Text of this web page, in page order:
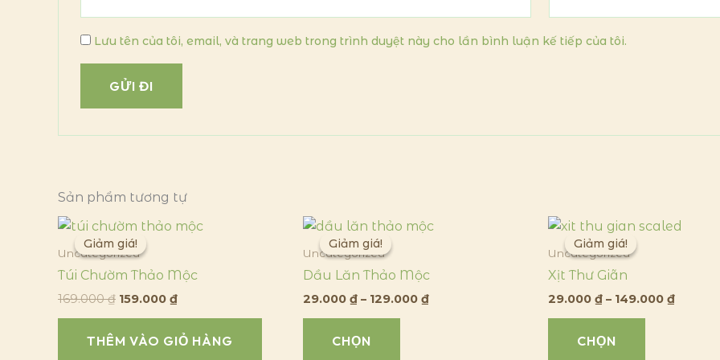
Lưu tên của tôi, email, và trang web trong trình duyệt này cho lần bình luận kế tiếp của tôi.
Sản phẩm tương tự
Giảm giá!
Giảm giá!
Uncategorized
Túi Chườm Thảo Mộc
169.000₫
Giá
gốc
là:
169.000 ₫.
159.000 ₫
Giá
hiện
159.000 ₫.
THÊM VÀO GIỎ HÀNG
Giảm giá!
Giảm giá!
Uncategorized
Dầu Lăn Thảo Mộc
29.000 ₫ – 129.000 ₫
Khoảng
đến
129.000 ₫
CHỌN
Sản
nhiều
Giảm giá!
Giảm giá!
Uncategorized
Xịt Thư Giãn
29.000 ₫ – 149.000 ₫
Khoảng
149.000
CHỌN
Sản
nhiều